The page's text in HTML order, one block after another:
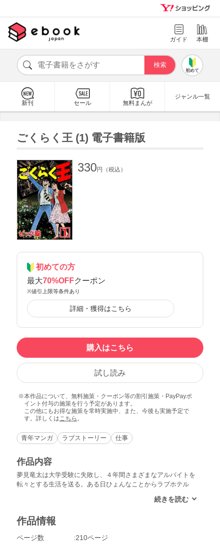
ガイド 本棚
初めて
新刊 セール 無料まんが
ジャンル一覧
ごくらく王 (1) 電子書籍版
330円（税込）
初めての方
最大70%OFFクーポン
※値引上限等条件あり
詳細・獲得はこちら
購入はこちら
試し読み
本作品について、無料施策・クーポン等の割引施策・PayPayポ
イント付与の施策を行う予定があります。
この他にもお得な施策を常時実施中、また、今後も実施予定で
す。詳しくはこちら 。
青年マンガ ラブストーリー 仕事
作品内容
夢見竜太は大学受験に失敗し、４年間さまざまなアルバイトを
転々とする生活を送る。ある日ひょんなことからラブホテル
に。麗華とともにライバル「クレオパトラ」へ出向き視察を重
ってトンズラ!!経営者失格の烙印を押された麗華に代わって、
作品情報
ページ数
210ページ